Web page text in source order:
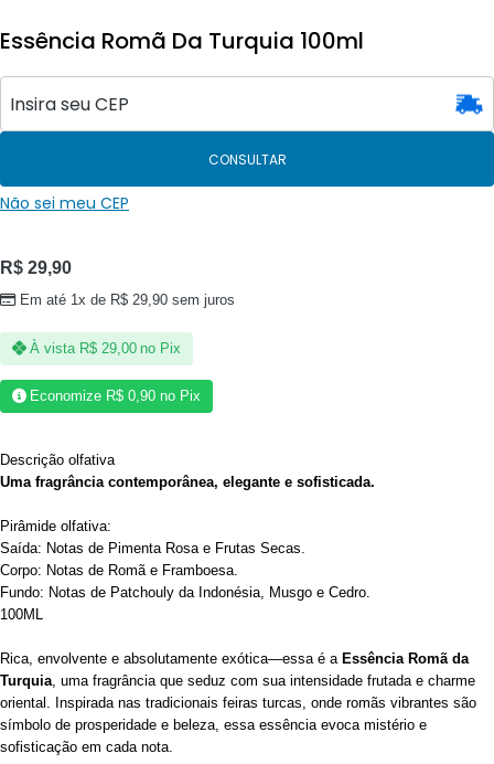
Essência Romã Da Turquia 100ml
CONSULTAR
Não sei meu CEP
R$ 29,90
Em até 1x de R$ 29,90 sem juros
À vista R$29,00 no Pix
Economize R$ 0,90 no Pix
Descrição olfativa
Uma fragrância contemporânea, elegante e sofisticada.
Pirâmide olfativa:
Saída: Notas de Pimenta Rosa e Frutas Secas.
Corpo: Notas de Romã e Framboesa.
Fundo: Notas de Patchouly da Indonésia, Musgo e Cedro.
100ML
Rica, envolvente e absolutamente exótica—essa é a Essência Romã da
Turquia , uma fragrância que seduz com sua intensidade frutada e charme
oriental. Inspirada nas tradicionais feiras turcas, onde romãs vibrantes são
símbolo de prosperidade e beleza, essa essência evoca mistério e
sofisticação em cada nota.